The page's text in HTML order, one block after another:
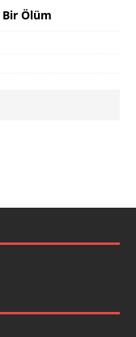
Bir Ölüm